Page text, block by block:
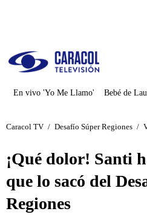
En vivo 'Yo Me Llamo' Bebé de
Caracol TV / Desafío Súper Regiones /
¡Qué dolor! Santi
que lo sacó del
Regiones